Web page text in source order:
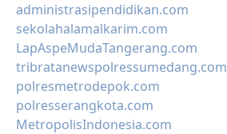
administrasipendidikan.com
sekolahalamalkarim.com
LapAspeMudaTangerang.com
tribratanewspolressumedang.com
polresmetrodepok.com
polresserangkota.com
MetropolisIndonesia.com